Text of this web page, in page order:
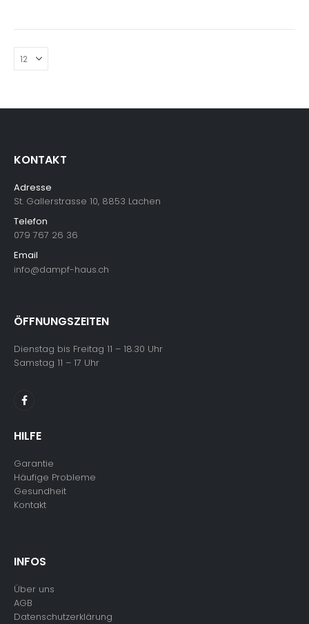
KONTAKT
Adresse
St. Gallerstrasse 10, 8853 Lachen
Telefon
079 767 26 36
Email
info@dampf-haus.ch
ÖFFNUNGSZEITEN
Dienstag bis Freitag 11 – 18.30 Uhr
Samstag 11 – 17 Uhr
HILFE
Garantie
Häufige Probleme
Gesundheit
Kontakt
INFOS
Über uns
AGB
Datenschutzerklärung